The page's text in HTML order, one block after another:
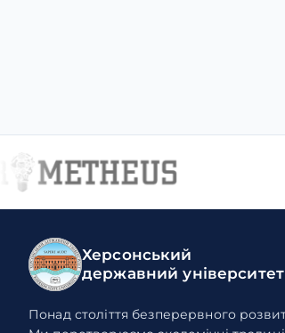
Херсонський
державний університет
Понад століття безперервного